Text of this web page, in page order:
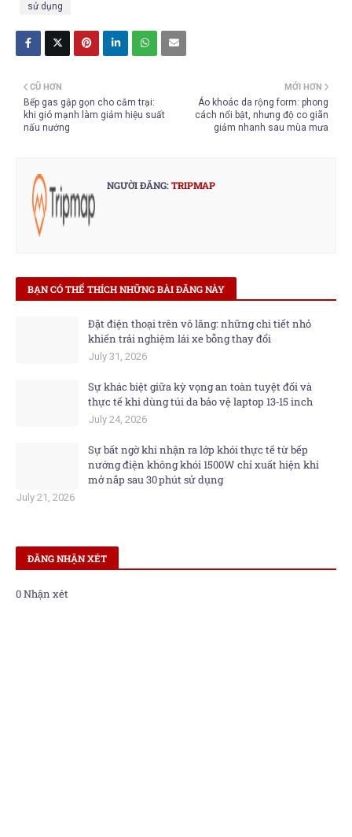
sử dụng
MỚI HƠN
Áo khoác da rộng form: phong
cách nổi bật, nhưng độ co giãn
giảm nhanh sau mùa mưa
CŨ HƠN
Bếp gas gập gọn cho cắm trại:
khi gió mạnh làm giảm hiệu suất
nấu nướng
NGƯỜI ĐĂNG:TRIPMAP
BẠN CÓ THỂ THÍCH NHỮNG BÀI ĐĂNG NÀY
Đặt điện thoại trên vô lăng: những chi tiết nhỏ
khiến trải nghiệm lái xe bỗng thay đổi
July 31, 2026
Sự khác biệt giữa kỳ vọng an toàn tuyệt đối và
thực tế khi dùng túi da bảo vệ laptop 13‑15 inch
July 24, 2026
Sự bất ngờ khi nhận ra lớp khói thực tế từ bếp
nướng điện không khói 1500W chỉ xuất hiện khi
mở nắp sau 30 phút sử dụng
July 21, 2026
ĐĂNG NHẬN XÉT
0 Nhận xét